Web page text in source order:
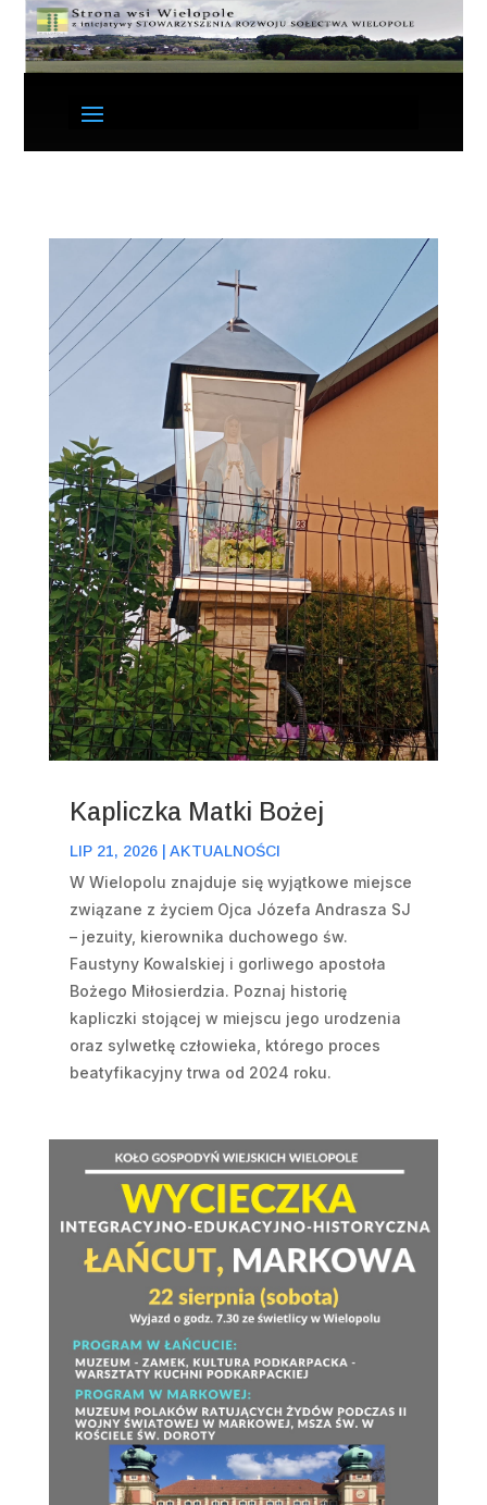
Kapliczka Matki Bożej
LIP 21, 2026| AKTUALNOŚCI
W Wielopolu znajduje się wyjątkowe miejsce
związane z życiem Ojca Józefa Andrasza SJ
– jezuity, kierownika duchowego św.
Faustyny Kowalskiej i gorliwego apostoła
Bożego Miłosierdzia. Poznaj historię
kapliczki stojącej w miejscu jego urodzenia
oraz sylwetkę człowieka, którego proces
beatyfikacyjny trwa od 2024 roku.